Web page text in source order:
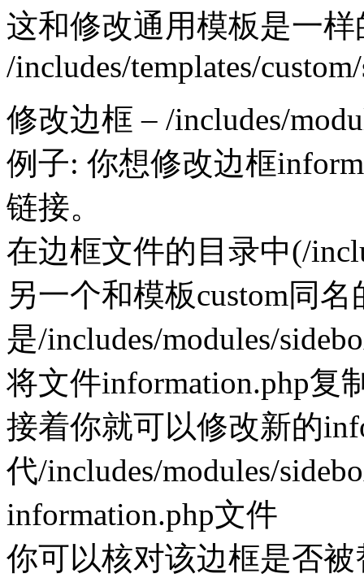
这和修改通用模板是一
/includes/templates/
修改边框 – /includes/
例子: 你想修改边框
链接。
在边框文件的目录中(/
另一个和模板custom同
是/includes/modules/
将文件information.php
接着你就可以修改新的
代/includes/modules/
information.php文件
你可以核对该边框是否